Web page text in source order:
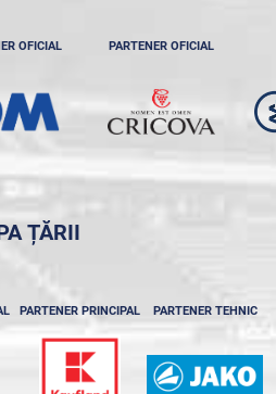
OFICIAL PARTENER OFICIAL
ȚĂRII
PARTENER PRINCIPAL PARTENER TEHNIC